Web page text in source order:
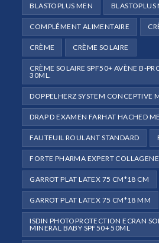
BLASTOPLUS MEN BLASTOPLUS
COMPLÉMENT ALIMENTAIRE
CRÈME CRÈME SOLAIRE
CRÈME SOLAIRE SPF50+ AVÈNE B-
30ML.
DOPPELHERZ SYSTEM CONCEPTIVE
DRAP D EXAMEN FARHAT HACHED
FAUTEUIL ROULANT STANDARD
FORTE PHARMA EXPERT
GARROT PLAT LATEX 75 CM*18 CM
GARROT PLAT LATEX 75 CM*18 MM
ISDIN PHOTOPROTECTION ECRAN
MINERAL BABY SPF50+ 50ML